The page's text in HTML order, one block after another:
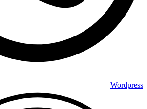
Wordpress